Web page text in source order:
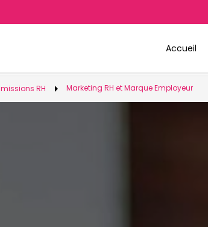
Accueil
RH arrow_right Marketing RH et Marque Employeur